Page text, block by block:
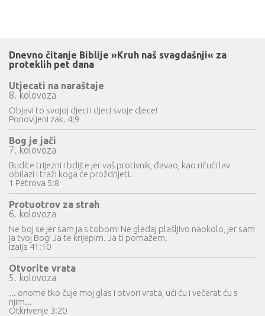
Dnevno čitanje Biblije »Kruh naš svagdašnji« za
proteklih pet dana
Utjecati na naraštaje
8. kolovoza
Objavi to svojoj djeci i djeci svoje djece!
Ponovljeni zak. 4:9
Bog je jači
7. kolovoza
Budite trijezni i bdijte jer vaš protivnik, đavao, kao ričući lav
obilazi i traži koga će proždrijeti.
1 Petrova 5:8
Protuotrov za strah
6. kolovoza
Ne boj se jer sam ja s tobom! Ne gledaj plašljivo naokolo, jer sam
ja tvoj Bog! Ja te krijepim. Ja ti pomažem.
Izaija 41:10
Otvorite vrata
5. kolovoza
... onome tko čuje moj glas i otvori vrata, ući ću i večerat ću s
njim...
Otkrivenje 3:20